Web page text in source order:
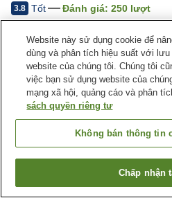
3.8 Tốt Đánh giá: 250 lượt
Tiện nghi chỗ nghỉ
Spa / Salon
Giặt ủi có phí
Trang chủ Nhật Bản Tỉnh Gifu
Hotel Livemax Gifuhashima-Ekimae
Tìm phòng
Website này sử dụng cookie để
dùng và phân tích hiệu suất với
website của chúng tôi. Chúng tôi
việc bạn sử dụng website của
mạng xã hội, quảng cáo và phân
sách quyền riêng tư
Không bán thông tin
Chấp nhận